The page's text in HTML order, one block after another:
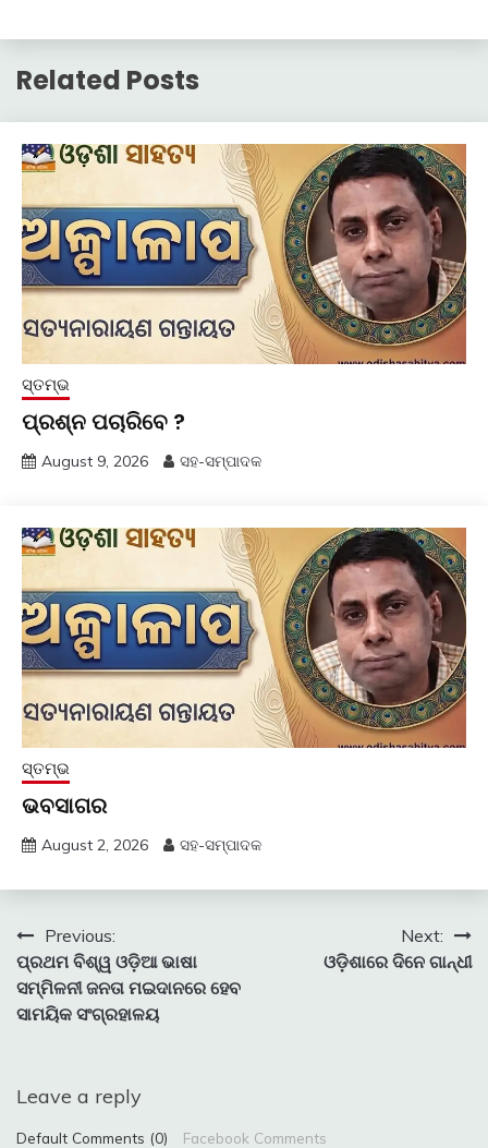
Related Posts
ସ୍ତମ୍ଭ
ପ୍ରଶ୍ନ ପଚାରିବେ ?
August 9, 2026 ସହ-ସମ୍ପାଦକ
ସ୍ତମ୍ଭ
ଭବସାଗର
August 2, 2026 ସହ-ସମ୍ପାଦକ
Post
navigation
Previous:
ପ୍ରଥମ ବିଶ୍ୱ ଓଡ଼ିଆ ଭାଷା
ସମ୍ମିଳନୀ ଜନତା ମଇଦାନରେ ହେବ
ସାମୟିକ ସଂଗ୍ରହାଳୟ
Next:
ଓଡ଼ିଶାରେ ଦିନେ ଗାନ୍ଧୀ
Leave a reply
Default Comments (0) Facebook Comments